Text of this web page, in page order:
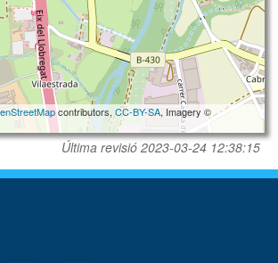
contributors,CC-BY-SA, Imagery ©
Última revisió 2023-03-24 12:38:15